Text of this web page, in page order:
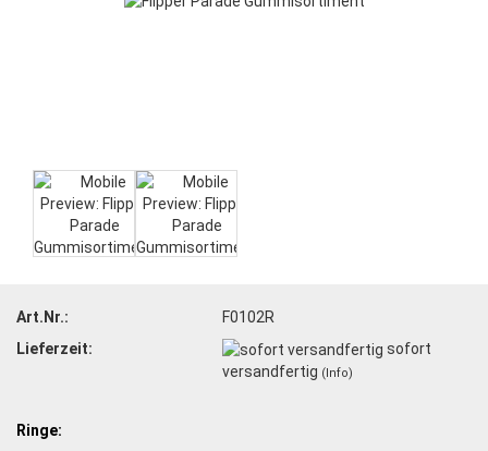
Art.Nr.:
F0102R
Lieferzeit:
sofort
versandfertig (Info)
Ringe: